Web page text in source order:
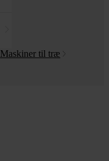
Maskiner til træ